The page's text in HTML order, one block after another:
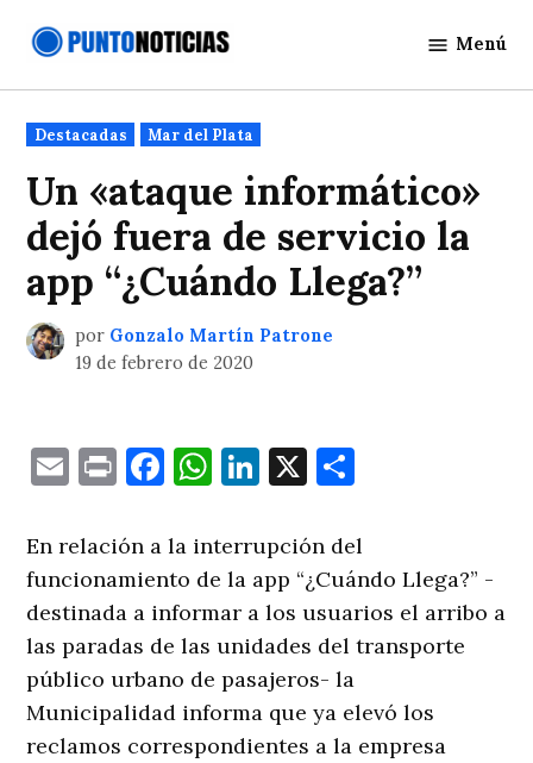
Noticias
Menú
Publicado
en
Destacadas Mar del Plata
Un «ataque informático»
dejó fuera de servicio la
app “¿Cuándo Llega?”
por Gonzalo Martín Patrone
19 de febrero de 2020
EmailPrintFacebook
WhatsApp
LinkedIn
X
En relación a la interrupción del
funcionamiento de la app “¿Cuándo Llega?” -
destinada a informar a los usuarios el arribo a
las paradas de las unidades del transporte
público urbano de pasajeros- la
Municipalidad informa que ya elevó los
reclamos correspondientes a la empresa